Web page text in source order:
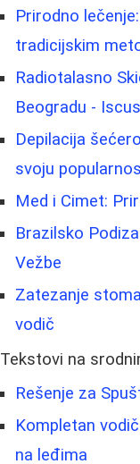
Prirodno
tradicijskim
Radiotalasno
Beogradu -
Depilacija
svoju
Med i Cimet:
Brazilsko
Vežbe
Zatezanje
vodič
Tekstovi na
Rešenje za
Kompletan
na leđima